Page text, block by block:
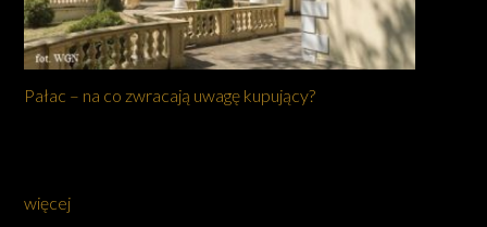
Pałac – na co zwracają uwagę kupujący?
więcej